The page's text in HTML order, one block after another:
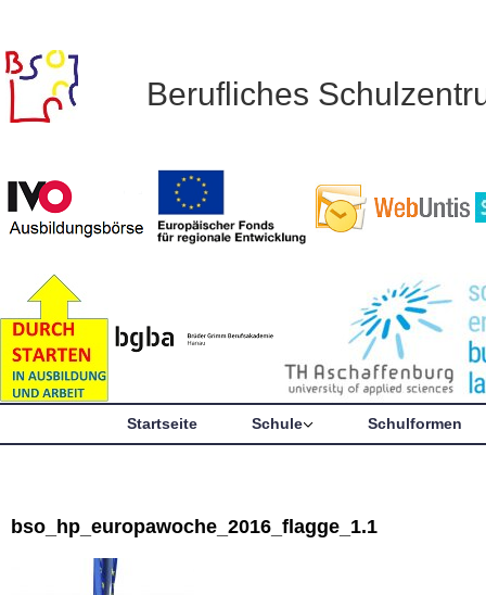
Berufliches
Startseite Schule Schulformen
bso_hp_europawoche_2016_flagge_1.1